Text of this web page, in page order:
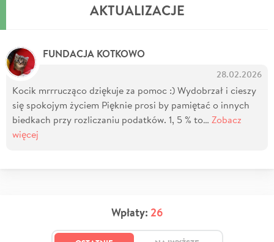
AKTUALIZACJE
FUNDACJA KOTKOWO
28.02.2026
Kocik mrrrucząco dziękuje za pomoc :) Wydobrzał i cieszy
się spokojym życiem Pięknie prosi by pamiętać o innych
biedkach przy rozliczaniu podatków. 1, 5 % to… Zobacz
więcej
Wpłaty: 26